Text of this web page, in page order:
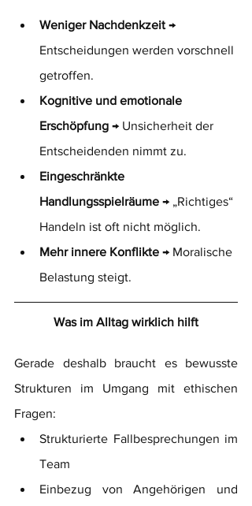
Weniger Nachdenkzeit →
Entscheidungen werden vorschnell
getroffen.
Kognitive und emotionale
Erschöpfung → Unsicherheit der
Entscheidenden nimmt zu.
Eingeschränkte
Handlungsspielräume → „Richtiges“
Handeln ist oft nicht möglich.
Mehr innere Konflikte → Moralische
Belastung steigt.
Was im Alltag wirklich hilft
Gerade deshalb braucht es bewusste
Strukturen im Umgang mit ethischen
Fragen:
Strukturierte Fallbesprechungen im
Team
Einbezug von Angehörigen und